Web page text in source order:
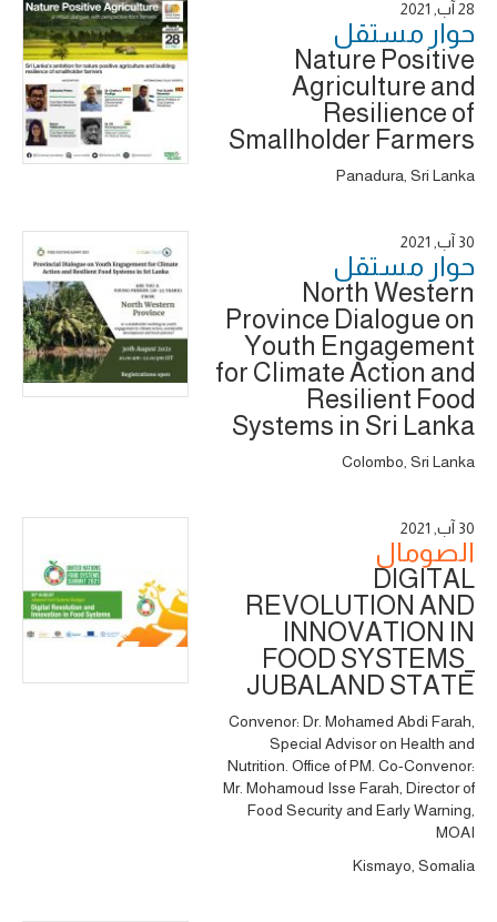
28 آب, 2021
حوار ‎مستقل
Nature Positive
Agriculture and
Resilience of
Smallholder Farmers
Panadura, Sri Lanka
30 آب, 2021
حوار ‎مستقل
North Western
Province Dialogue on
Youth Engagement
for Climate Action and
Resilient Food
Systems in Sri Lanka
Colombo, Sri Lanka
30 آب, 2021
الصومال
DIGITAL
REVOLUTION AND
INNOVATION IN
FOOD SYSTEMS_
JUBALAND STATE
Convenor: Dr. Mohamed Abdi Farah,
Special Advisor on Health and
Nutrition. Office of PM. Co-Convenor:
Mr. Mohamoud Isse Farah, Director of
Food Security and Early Warning,
MOAI
Kismayo, Somalia